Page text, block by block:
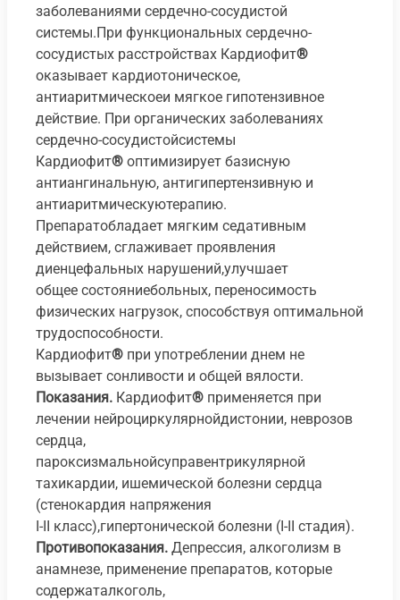
заболеваниями сердечно-сосудистой
системы.При функциональных сердечно-
сосудистых расстройствах Кардиофит®
оказывает кардиотоническое,
антиаритмическоеи мягкое гипотензивное
действие. При органических заболеваниях
сердечно-сосудистойсистемы
Кардиофит® оптимизирует базисную
антиангинальную, антигипертензивную и
антиаритмическуютерапию.
Препаратобладает мягким седативным
действием, сглаживает проявления
диенцефальных нарушений,улучшает
общее состояниебольных, переносимость
физических нагрузок, способствуя оптимальной
трудоспособности.
Кардиофит® при употреблении днем не
вызывает сонливости и общей вялости.
Показания. Кардиофит® применяется при
лечении нейроциркулярнойдистонии, неврозов
сердца,
пароксизмальнойсуправентрикулярной
тахикардии, ишемической болезни сердца
(стенокардия напряжения
І-ІІ класс),гипертонической болезни (І-ІІ стадия).
Противопоказания. Депрессия, алкоголизм в
анамнезе, применение препаратов, которые
содержаталкоголь,